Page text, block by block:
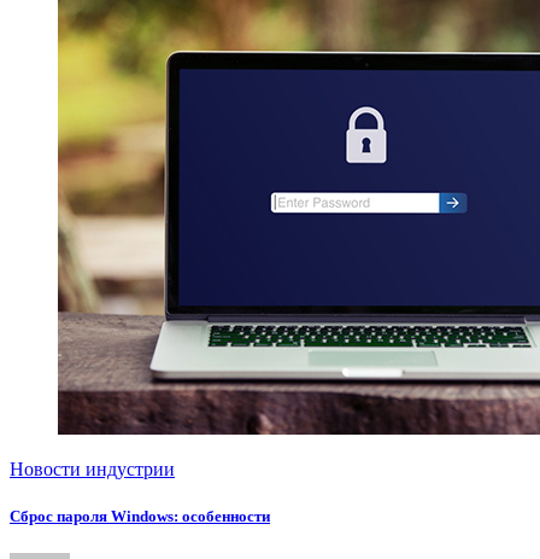
Новости индустрии
Сброс пароля Windows: особенности